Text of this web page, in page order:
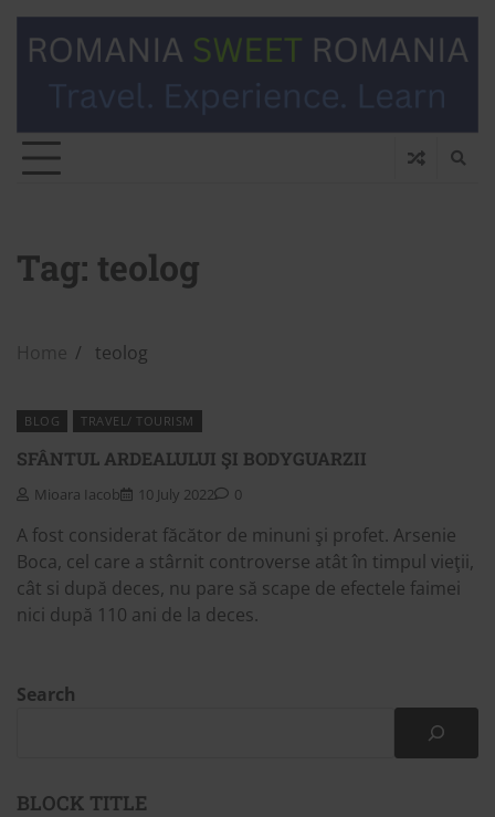
Tag: teolog
Home teolog
BLOG TRAVEL/ TOURISM
SFÂNTUL ARDEALULUI ŞI BODYGUARZII
Mioara Iacob 10 July 2022 0
A fost considerat făcător de minuni şi profet. Arsenie
Boca, cel care a stârnit controverse atât în timpul vieţii,
cât si după deces, nu pare să scape de efectele faimei
nici după 110 ani de la deces.
Search
BLOCK TITLE